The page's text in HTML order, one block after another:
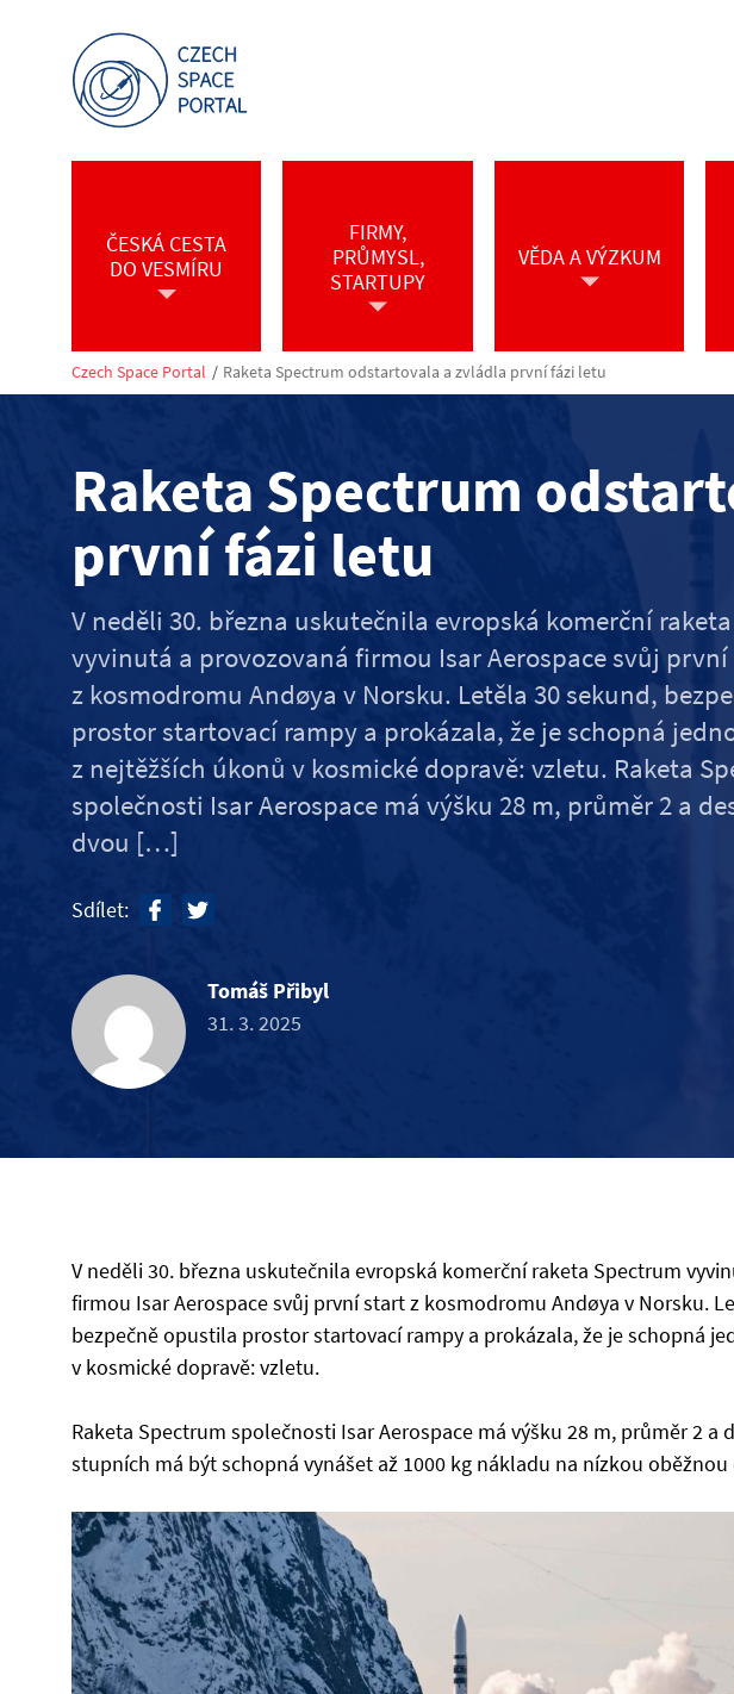
ČESKÁ CESTA
DO VESMÍRU
FIRMY,
PRŮMYSL,
STARTUPY
VĚDA A VÝZKUM
Czech Space Portal / Raketa Spectrum odstartovala a zvládla první fázi letu
Raketa Spectrum
první fázi letu
V neděli 30. března uskutečnila evropská komerční
vyvinutá a provozovaná firmou Isar Aerospace svůj
z kosmodromu Andøya v Norsku. Letěla 30 sekund,
prostor startovací rampy a prokázala, že je schopná
z nejtěžších úkonů v kosmické dopravě: vzletu. Raketa
společnosti Isar Aerospace má výšku 28 m, průměr 2 a
dvou […]
Sdílet:
Tomáš Přibyl
31. 3. 2025
V neděli 30. března uskutečnila evropská komerční raketa Spectrum
firmou Isar Aerospace svůj první start z kosmodromu Andøya v Norsku.
bezpečně opustila prostor startovací rampy a prokázala, že je schopná
v kosmické dopravě: vzletu.
Raketa Spectrum společnosti Isar Aerospace má výšku 28 m, průměr 2 a
stupních má být schopná vynášet až 1000 kg nákladu na nízkou oběžnou